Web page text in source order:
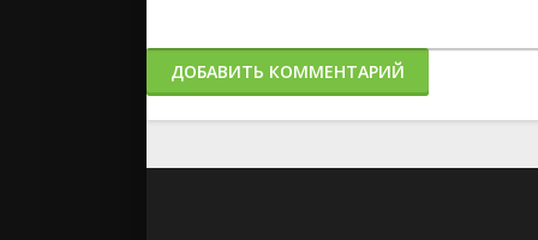
ДОБАВИТЬ КОММЕНТАРИЙ